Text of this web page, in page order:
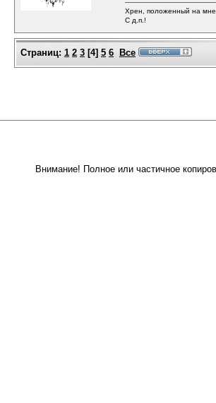
Хрен, положенный на
С д.п.!
Страниц: 1 2 3 [4] 5 6 Все
Внимание! Полное или частичное